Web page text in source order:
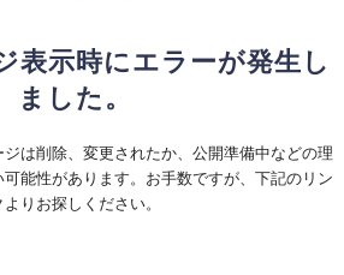
表示時にエラーが発生し
ました。
は削除、変更されたか、公開準備中などの理
能性があります。お手数ですが、下記のリン
よりお探しください。